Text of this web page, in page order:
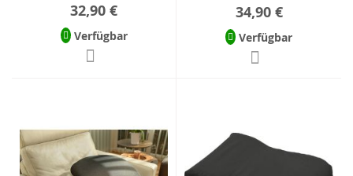
32,90 €
Verfügbar
34,90 €
Verfügbar